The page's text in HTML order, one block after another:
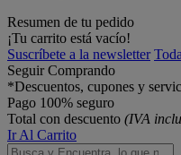
Resumen de tu pedido
¡Tu carrito está vacío!
Suscríbete a la newsletter
Seguir Comprando
*Descuentos, cupones y
Pago 100% seguro
Total con descuento (IVA
Ir Al Carrito